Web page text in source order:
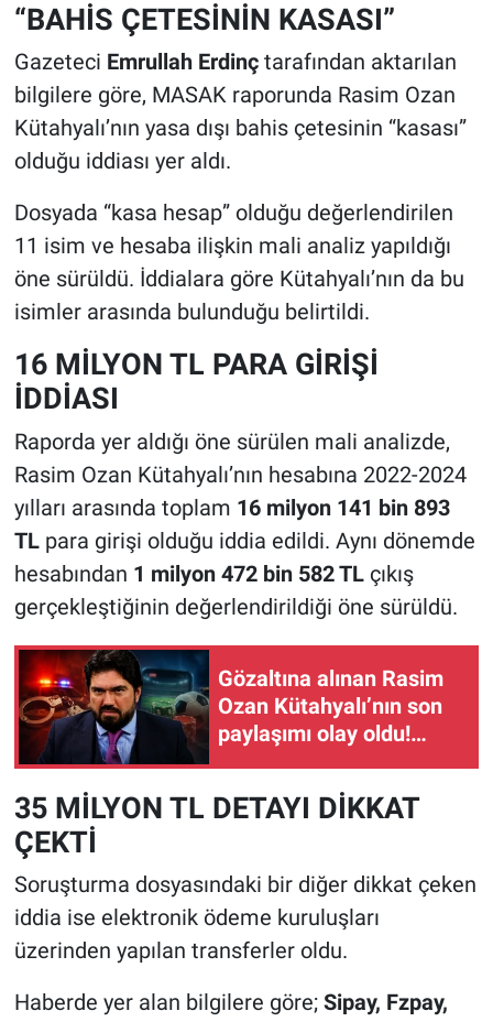
“BAHİS ÇETESİNİN KASASI”
Gazeteci Emrullah Erdinçtarafından aktarılan
bilgilere göre, MASAK raporunda Rasim Ozan
Kütahyalı’nın yasa dışı bahis çetesinin “kasası”
olduğu iddiası yer aldı.
Dosyada “kasa hesap” olduğu değerlendirilen
11 isim ve hesaba ilişkin mali analiz yapıldığı
öne sürüldü. İddialara göre Kütahyalı’nın da bu
isimler arasında bulunduğu belirtildi.
16 MİLYON TL PARA GİRİŞİ
İDDİASI
Raporda yer aldığı öne sürülen mali analizde,
Rasim Ozan Kütahyalı’nın hesabına 2022-2024
yılları arasında toplam 16 milyon 141 bin 893
TLpara girişi olduğu iddia edildi. Aynı dönemde
hesabından 1 milyon 472 bin 582 TLçıkış
gerçekleştiğinin değerlendirildiği öne sürüldü.
Gözaltına alınan Rasim
Ozan Kütahyalı’nın son
paylaşımı olay oldu!
35 MİLYON TL DETAYI DİKKAT
ÇEKTİ
Soruşturma dosyasındaki bir diğer dikkat çeken
iddia ise elektronik ödeme kuruluşları
üzerinden yapılan transferler oldu.
Haberde yer alan bilgilere göre; Sipay, Fzpay,